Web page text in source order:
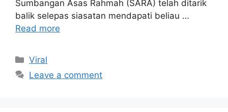
Sumbangan Asas Rahmah (SARA) telah ditarik
balik selepas siasatan mendapati beliau …
Read more
Categories
Viral
Leave a comment